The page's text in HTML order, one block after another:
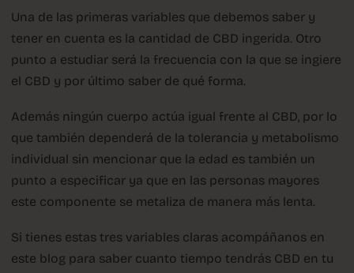
Una de las primeras variables que debemos saber y
tener en cuenta es la cantidad de CBD ingerida. Otro
punto a estudiar será la frecuencia con la que se ingiere
el CBD y por último saber de qué forma.
Además ningún cuerpo actúa igual frente al CBD, por lo
que también dependerá de la tolerancia y metabolismo
individual sin mencionar que la edad es también un
punto a especificar ya que en las personas mayores
este componente se metaliza de manera más lenta.
Si tienes estas tres variables claras acompáñanos en
este blog para saber cuanto tiempo tendrás CBD en tu